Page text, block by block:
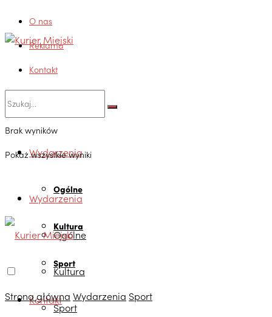
O nas
Reklama
Kontakt
Brak wyników
Pokaż wszystkie wyniki
Wydarzenia
Ogólne
Kultura
Sport
Kontakt
Wydarzenia
Ogólne
Kultura
Sport
Strona główna Wydarzenia Sport